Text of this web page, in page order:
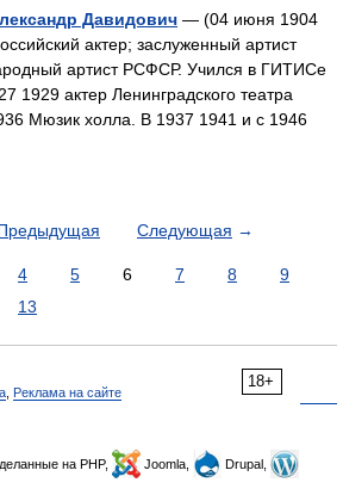
Давидович — (04 июня 1904
актер; заслуженный артист
артист РСФСР. Учился в ГИТИСе
1929 актер Ленинградского театра
Мюзик холла. В 1937 1941 и с 1946
Следующая →
4 5 6 7 8
9
13
18+
Реклама на сайте
на PHP, Joomla,
Drupal,